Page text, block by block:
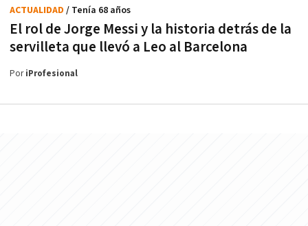
El rol de Jorge Messi y la historia detrás de la
servilleta que llevó a Leo al Barcelona
ACTUALIDAD / Tenía 68 años
PoriProfesional